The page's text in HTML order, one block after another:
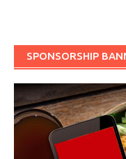
SPONSORSHIP